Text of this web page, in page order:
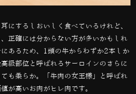
にするしおいしく食べているけれど、
正確には分からない方が多いかもしれ
あるため、
1頭の牛からわずか2本しか
級部位と呼ばれるサーロインのさらに
も柔らか。「牛肉の女王様」と呼ばれ
が高いお肉がヒレ肉です。